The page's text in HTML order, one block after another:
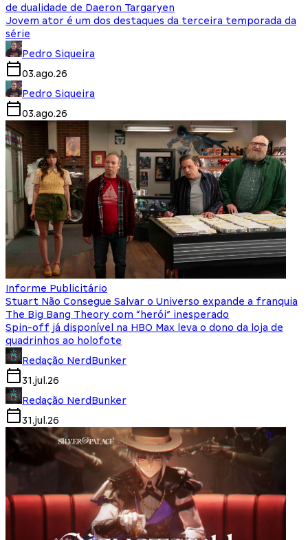
de dualidade de Daeron Targaryen
Jovem ator é um dos destaques da terceira temporada da
série
Pedro Siqueira
03.ago.26
Pedro Siqueira
03.ago.26
Informe Publicitário
Stuart Não Consegue Salvar o Universo expande a franquia
The Big Bang Theory com “herói” inesperado
Spin-off já disponível na HBO Max leva o dono da loja de
quadrinhos ao holofote
Redação NerdBunker
31.jul.26
Redação NerdBunker
31.jul.26